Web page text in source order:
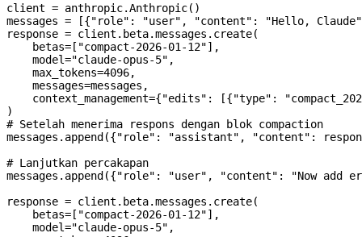
client = anthropic.Anthropic()
messages = [{"role" : "user" , "content" :
"Hello, Claude"
response = client.beta.messages.create(
    betas
= [ "compact-2026-01-12"],
    model
="claude-opus-5" ,
    max_tokens
=4096,
    messages
=messages,
    context_management
={"edits" : [{"type" :
)
# Setelah menerima respons dengan blok compaction
messages.append({"role" : "assistant" , "content" :
# Lanjutkan percakapan
messages.append({"role" : "user" , "content" :
"Now add
response = client.beta.messages.create(
    betas
= [ "compact-2026-01-12"],
    model
="claude-opus-5" ,